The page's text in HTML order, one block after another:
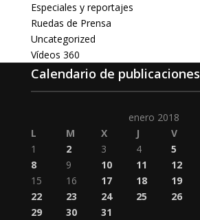
Especiales y reportajes
Ruedas de Prensa
Uncategorized
Vídeos 360
Calendario de publicaciones
enero 2018
L
M X J V
1
2 3 4 5
8
9 10 11 12
15
16 17 18 19
22
23 24 25 26
29
30
31